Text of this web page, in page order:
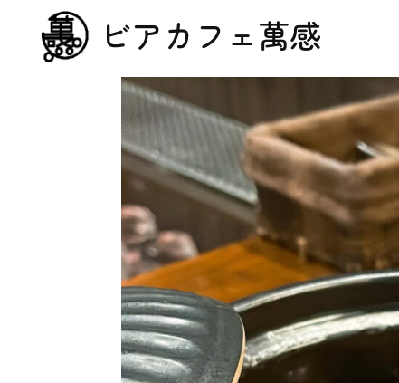
ビアカフェ萬感
萬感の最強の”通常営業”